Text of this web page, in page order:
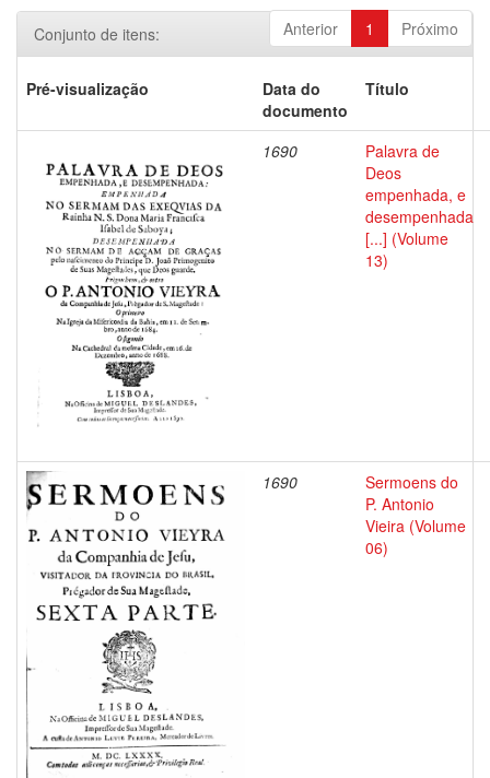
Anterior 1 Próximo
Conjunto de itens:
Pré-visualização
Data do
documento
Título
1690
Palavra de
Deos
empenhada, e
desempenhada
[...] (Volume
13)
1690
Sermoens do
P. Antonio
Vieira (Volume
06)